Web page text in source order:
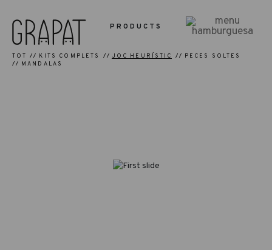
PRODUCTS
TOT KITS COMPLETS JOC HEURÍSTIC
PECES SOLTES
MANDALAS